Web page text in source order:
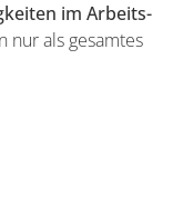
im Arbeits-
nur als gesamtes
und AAA